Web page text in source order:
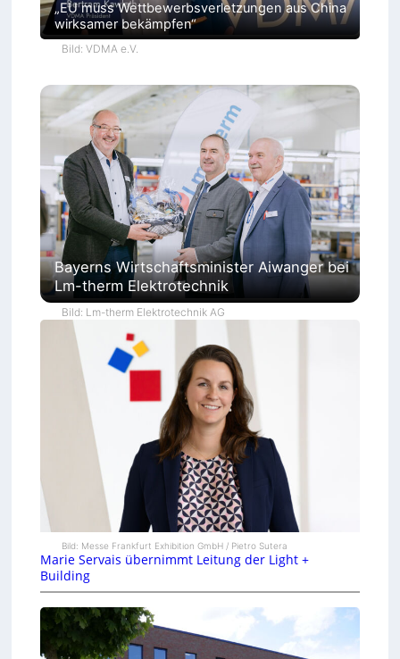
„EU muss Wettbewerbsverletzungen aus China
wirksamer bekämpfen“
Bild: VDMA e.V.
Bayerns Wirtschaftsminister Aiwanger bei
Lm-therm Elektrotechnik
Bild: Lm-therm Elektrotechnik AG
Bild: Messe Frankfurt Exhibition GmbH / Pietro Sutera
Marie Servais übernimmt Leitung der Light +
Building